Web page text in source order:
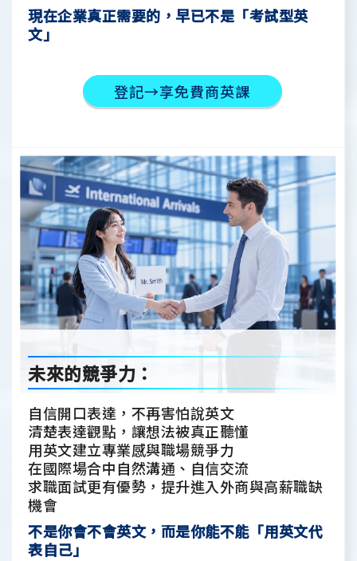
現在企業真正需要的，早已不是「考試型英
文」
登記→享免費商英課
未來的競爭力：
自信開口表達，不再害怕說英文
清楚表達觀點，讓想法被真正聽懂
用英文建立專業感與職場競爭力
在國際場合中自然溝通、自信交流
求職面試更有優勢，提升進入外商與高薪職缺
機會
不是你會不會英文，而是你能不能「用英文代
表自己」